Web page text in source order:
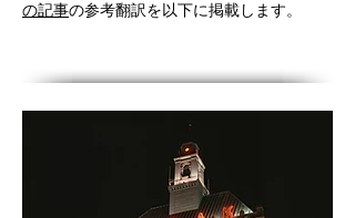
の記事の参考翻訳を以下に掲載します。